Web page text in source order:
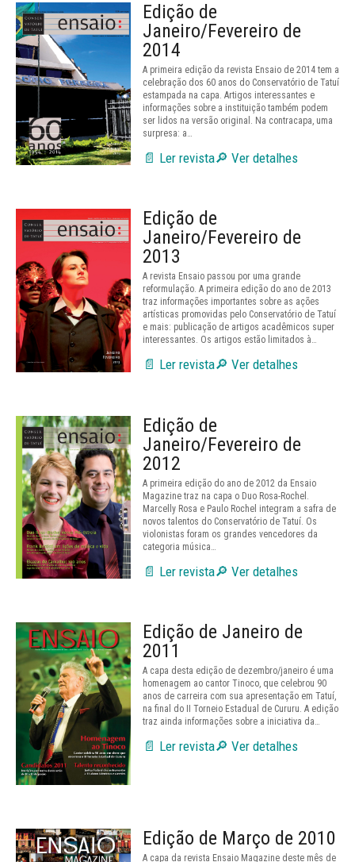
Edição de
Janeiro/Fevereiro de
2014
A primeira edição da revista Ensaio de 2014 tem a
celebração dos 60 anos do Conservatório de Tatuí
estampada na capa. Artigos interessantes e
informações sobre a instituição também podem
ser lidos na versão original. Na contracapa, uma
surpresa: a…
📄 Ler revista🔎 Ver detalhes
Edição de
Janeiro/Fevereiro de
2013
A revista Ensaio passou por uma grande
reformulação. A primeira edição do ano de 2013
traz informações importantes sobre as ações
artísticas promovidas pelo Conservatório de Tatuí
e mais: publicação de artigos acadêmicos super
interessantes. Os artigos estão limitados à…
📄 Ler revista🔎 Ver detalhes
Edição de
Janeiro/Fevereiro de
2012
A primeira edição do ano de 2012 da Ensaio
Magazine traz na capa o Duo Rosa-Rochel.
Marcelly Rosa e Paulo Rochel integram a safra de
novos talentos do Conservatório de Tatuí. Os
violonistas foram os grandes vencedores da
categoria música…
📄 Ler revista🔎 Ver detalhes
Edição de Janeiro de
2011
A capa desta edição de dezembro/janeiro é uma
homenagem ao cantor Tinoco, que celebrou 90
anos de carreira com sua apresentação em Tatuí,
na final do II Torneio Estadual de Cururu. A edição
traz ainda informações sobre a iniciativa da…
📄 Ler revista🔎 Ver detalhes
Edição de Março de 2010
A capa da revista Ensaio Magazine deste mês de